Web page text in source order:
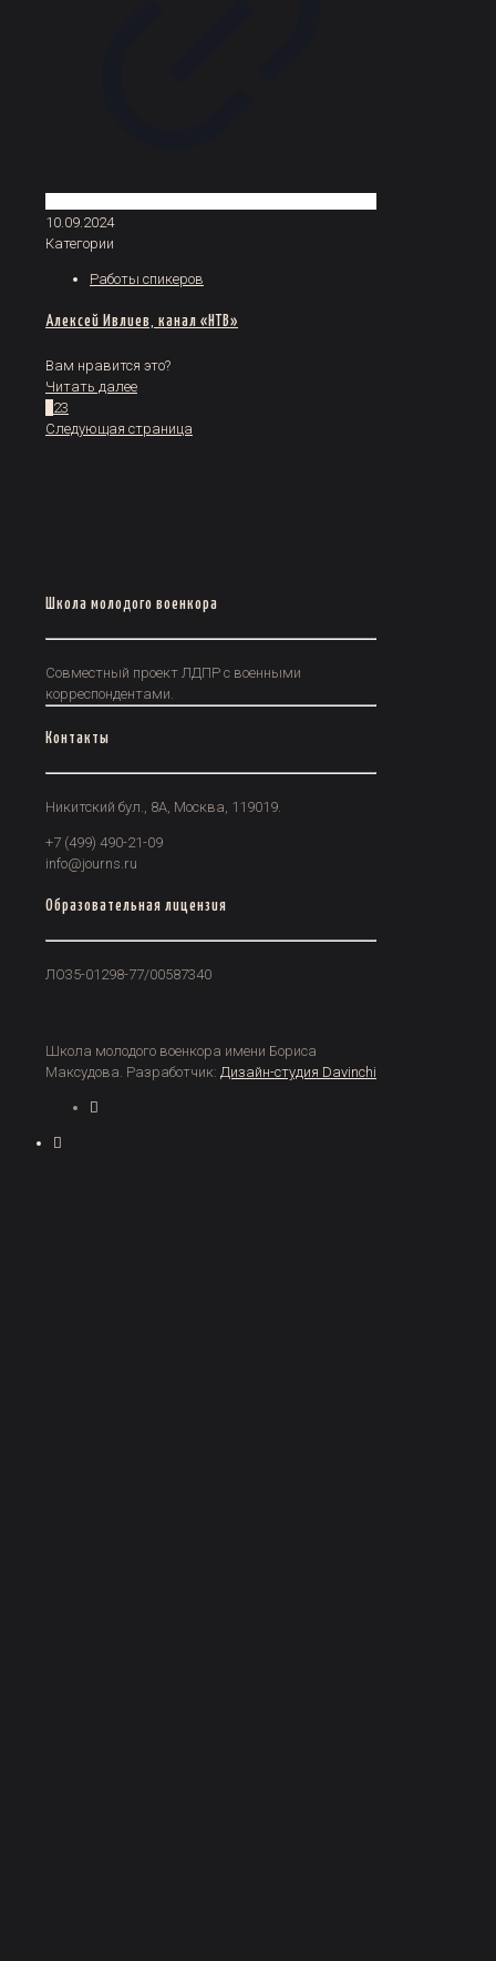
10.09.2024
Категории
Работы спикеров
Алексей Ивлиев, канал «НТВ»
Вам нравится это?
Читать далее
23
Следующая страница
Школа молодого военкора
Совместный проект ЛДПР с военными
корреспондентами.
Контакты
Никитский бул., 8А, Москва, 119019.
+7 (499) 490-21-09
info@journs.ru
Образовательная лицензия
ЛО35-01298-77/00587340
Школа молодого военкора имени Бориса
Максудова. Разработчик: Дизайн-студия Davinchi